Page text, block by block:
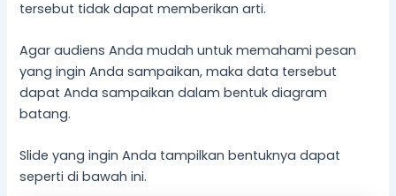
tersebut tidak dapat memberikan arti.
Agar audiens Anda mudah untuk memahami pesan
yang ingin Anda sampaikan, maka data tersebut
dapat Anda sampaikan dalam bentuk diagram
batang.
Slide yang ingin Anda tampilkan bentuknya dapat
seperti di bawah ini.